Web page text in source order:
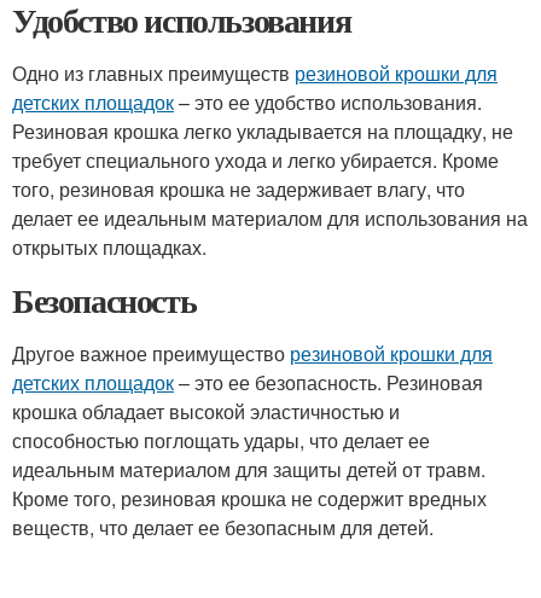
Удобство использования
Одно из главных преимуществ резиновой крошки для
детских площадок– это ее удобство использования.
Резиновая крошка легко укладывается на площадку, не
требует специального ухода и легко убирается. Кроме
того, резиновая крошка не задерживает влагу, что
делает ее идеальным материалом для использования на
открытых площадках.
Безопасность
Другое важное преимущество резиновой крошки для
детских площадок– это ее безопасность. Резиновая
крошка обладает высокой эластичностью и
способностью поглощать удары, что делает ее
идеальным материалом для защиты детей от травм.
Кроме того, резиновая крошка не содержит вредных
веществ, что делает ее безопасным для детей.